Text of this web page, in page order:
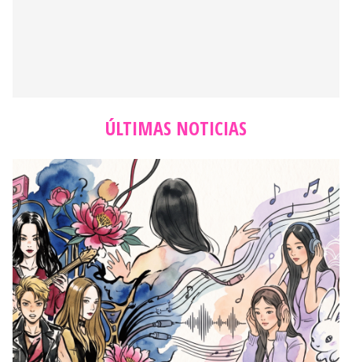
ÚLTIMAS NOTICIAS